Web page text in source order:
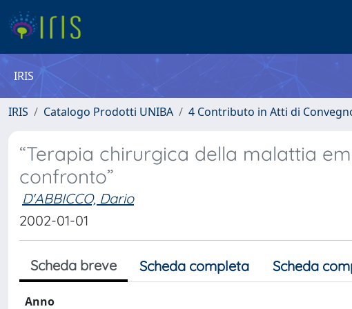
IRIS
IRIS Catalogo Prodotti UNIBA 4 Contributo in Atti di
“Terapia chirurgica della malattia
confronto”
D'ABBICCO, Dario
2002-01-01
Scheda breve Scheda completa Scheda
Anno